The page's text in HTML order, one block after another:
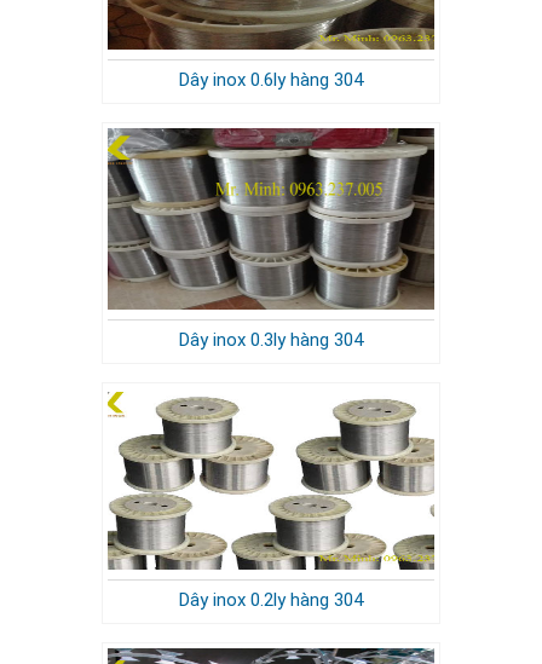
Dây inox 0.6ly hàng 304
Dây inox 0.3ly hàng 304
Dây inox 0.2ly hàng 304